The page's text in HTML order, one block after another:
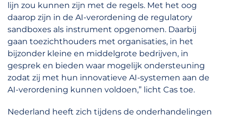
lijn zou kunnen zijn met de regels. Met het oog
daarop zijn in de AI-verordening de regulatory
sandboxes als instrument opgenomen. Daarbij
gaan toezichthouders met organisaties, in het
bijzonder kleine en middelgrote bedrijven, in
gesprek en bieden waar mogelijk ondersteuning
zodat zij met hun innovatieve AI-systemen aan de
AI-verordening kunnen voldoen,” licht Cas toe.
Nederland heeft zich tijdens de onderhandelingen